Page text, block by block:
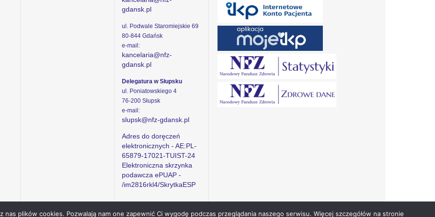
gdansk.pl
ul. Podwale Staromiejskie 69
80-844 Gdańsk
e-mail:
kancelaria@nfz-
gdansk.pl
Delegatura w Słupsku
ul. Poniatowskiego 4
76-200 Słupsk
e-mail:
slupsk@nfz-gdansk.pl
Adres do doręczeń
elektronicznych - AE:PL-
65879-17021-TUIST-24
Elektroniczna skrzynka
podawcza ePUAP -
/im2816rkl4/SkrytkaESP
plików cookies. Pozwalają nam one zapewnić Ci wygodę podczas przeglądania naszego serwisu. Więcej szczegółów na stronie